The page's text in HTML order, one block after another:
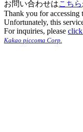
お問い合わせはこちら
Thank you for accessing
Unfortunately, this
For inquiries, please click
Kakao piccoma Corp.